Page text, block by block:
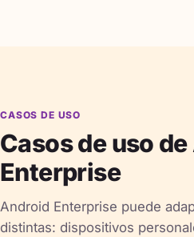
CASOS DE USO
Casos de uso
Enterprise
Android Enterprise puede
distintas: dispositivos